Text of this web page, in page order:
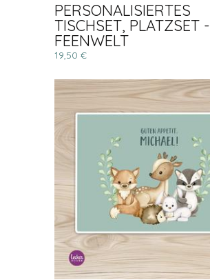
PERSONALISIERTES
TISCHSET, PLATZSET -
FEENWELT
19,50 €